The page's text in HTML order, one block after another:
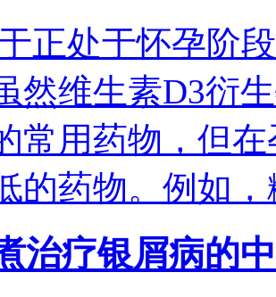
正处于怀孕阶
然维生素D3衍
常用药物，但
的药物。例如
治疗银屑病的